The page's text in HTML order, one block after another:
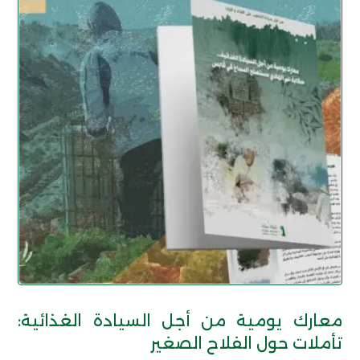
معارك يومية من أجل السيادة الغذائية:
تأملات حول الفلاح الصغير